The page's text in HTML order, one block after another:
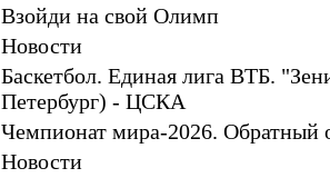
Взойди на свой Олимп
Новости
Баскетбол. Единая лига ВТБ.
Петербург) - ЦСКА
Чемпионат мира-2026. Обратный
Новости